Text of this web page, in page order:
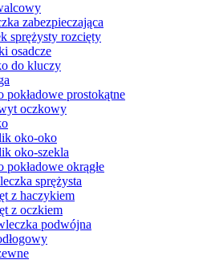
zabezpieczająca
sprężysty rozcięty
osadcze
do kluczy
prostokątne
oczkowy
oko-oko
oko-szekla
okrągłe
sprężysta
z haczykiem
z oczkiem
podwójna